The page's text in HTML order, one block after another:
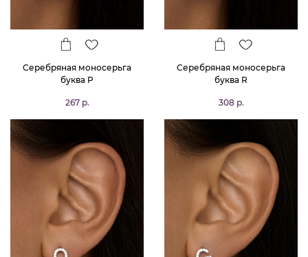
Серебряная моносерьга
буква P
267 р.
Серебряная моносерьга
буква R
308 р.